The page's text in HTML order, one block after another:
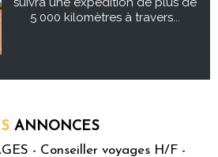
5 000 kilomètres à travers...
ANNONCES
- Conseiller voyages H/F -